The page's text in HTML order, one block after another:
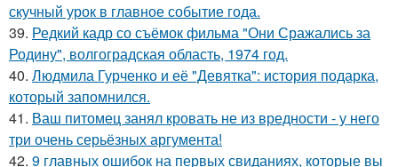
скучный урок в главное событие года.
39. Редкий кадр со съёмок фильма "Они Сражались за
Родину", волгоградская область, 1974 год.
40. Людмила Гурченко и её "Девятка": история подарка,
который запомнился.
41. Ваш питомец занял кровать не из вредности - у него
три очень серьёзных аргумента!
42. 9 главных ошибок на первых свиданиях, которые вы